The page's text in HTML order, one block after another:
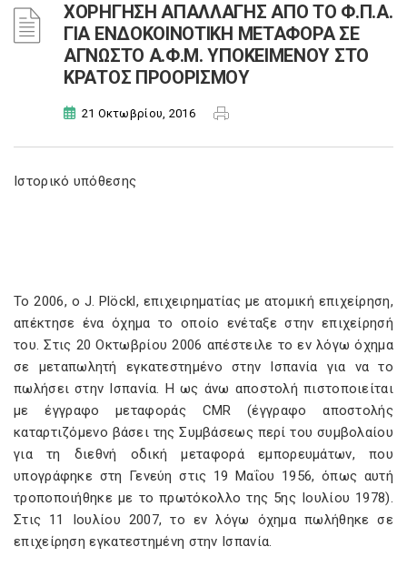
ΧΟΡΗΓΗΣΗ ΑΠΑΛΛΑΓΗΣ ΑΠΟ ΤΟ Φ.Π.Α.
ΓΙΑ ΕΝΔΟΚΟΙΝΟΤΙΚΗ ΜΕΤΑΦΟΡΑ ΣΕ
ΑΓΝΩΣΤΟ Α.Φ.Μ. ΥΠΟΚΕΙΜΕΝΟΥ ΣΤΟ
ΚΡΑΤΟΣ ΠΡΟΟΡΙΣΜΟΥ
21 Οκτωβρίου, 2016
Ιστορικό υπόθεσης
Το 2006, ο J. Plöckl, επιχειρηματίας με ατομική επιχείρηση,
απέκτησε ένα όχημα το οποίο ενέταξε στην επιχείρησή
του. Στις 20 Οκτωβρίου 2006 απέστειλε το εν λόγω όχημα
σε μεταπωλητή εγκατεστημένο στην Ισπανία για να το
πωλήσει στην Ισπανία. Η ως άνω αποστολή πιστοποιείται
με έγγραφο μεταφοράς CMR (έγγραφο αποστολής
καταρτιζόμενο βάσει της Συμβάσεως περί του συμβολαίου
για τη διεθνή οδική μεταφορά εμπορευμάτων, που
υπογράφηκε στη Γενεύη στις 19 Μαΐου 1956, όπως αυτή
τροποποιήθηκε με το πρωτόκολλο της 5ης Ιουλίου 1978).
Στις 11 Ιουλίου 2007, το εν λόγω όχημα πωλήθηκε σε
επιχείρηση εγκατεστημένη στην Ισπανία.